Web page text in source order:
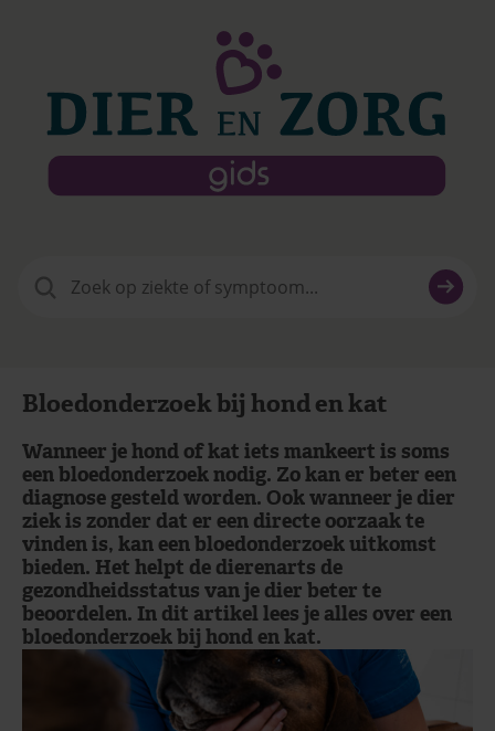
naar:
Bloedonderzoek bij hond en kat
Wanneer je hond of kat iets mankeert is soms
een bloedonderzoek nodig. Zo kan er beter een
diagnose gesteld worden. Ook wanneer je dier
ziek is zonder dat er een directe oorzaak te
vinden is, kan een bloedonderzoek uitkomst
bieden. Het helpt de dierenarts de
gezondheidsstatus van je dier beter te
beoordelen. In dit artikel lees je alles over een
bloedonderzoek bij hond en kat.